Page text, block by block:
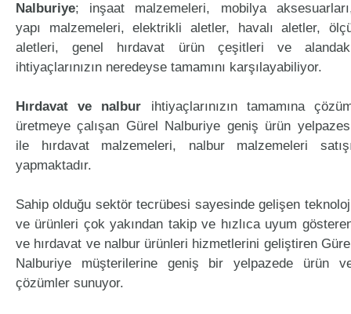
Nalburiye; inşaat malzemeleri, mobilya
yapı malzemeleri, elektrikli aletler, havalı aletler,
aletleri, genel hırdavat ürün çeşitleri ve
ihtiyaçlarınızın neredeyse tamamını karşılayabiliyor.
Hırdavat ve nalbur ihtiyaçlarınızın tamamına
üretmeye çalışan Gürel Nalburiye geniş ürün
ile hırdavat malzemeleri, nalbur malzemeleri
yapmaktadır.
Sahip olduğu sektör tecrübesi sayesinde gelişen
ve ürünleri çok yakından takip ve hızlıca uyum
ve hırdavat ve nalbur ürünleri hizmetlerini geliştiren
Nalburiye müşterilerine geniş bir yelpazede ürün
çözümler sunuyor.